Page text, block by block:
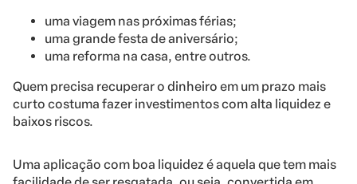
uma viagem nas próximas férias;
uma grande festa de aniversário;
uma reforma na casa, entre outros.
Quem precisa recuperar o dinheiro em um prazo mais
curto costuma fazer investimentos com alta liquidez e
baixos riscos.
Uma aplicação com boa liquidez é aquela que tem mais